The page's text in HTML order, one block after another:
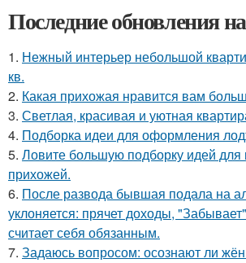
Последние обновления
1. Нежный интерьер небольшой
кв.
2. Какая прихожая нравится вам
3. Светлая, красивая и уютная
4. Подборка идеи для оформления
5. Ловите большую подборку идей для
прихожей.
6. После развода бывшая подала на
уклоняется: прячет доходы,
считает себя обязанным.
7. Задаюсь вопросом: осознают ли